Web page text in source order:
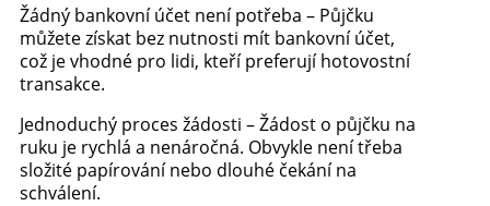
Žádný bankovní účet není potřeba – Půjčku
můžete získat bez nutnosti mít bankovní účet,
což je vhodné pro lidi, kteří preferují hotovostní
transakce.
Jednoduchý proces žádosti – Žádost o půjčku na
ruku je rychlá a nenáročná. Obvykle není třeba
složité papírování nebo dlouhé čekání na
schválení.